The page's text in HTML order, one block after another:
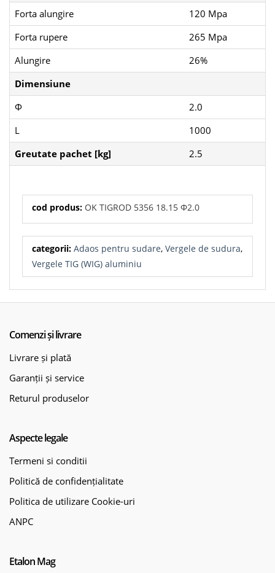
Forta alungire
120 Mpa
Forta rupere
265 Mpa
Alungire
26%
Dimensiune
Φ
2.0
L
1000
Greutate pachet [kg]
2.5
cod produs: OK TIGROD 5356 18.15 Φ2.0
categorii: Adaos pentru sudare, Vergele de sudura,
Vergele TIG (WIG) aluminiu
Comenzi și livrare
Livrare și plată
Garanții și service
Returul produselor
Aspecte legale
Termeni si conditii
Politică de confidențialitate
Politica de utilizare Cookie-uri
ANPC
Etalon Mag